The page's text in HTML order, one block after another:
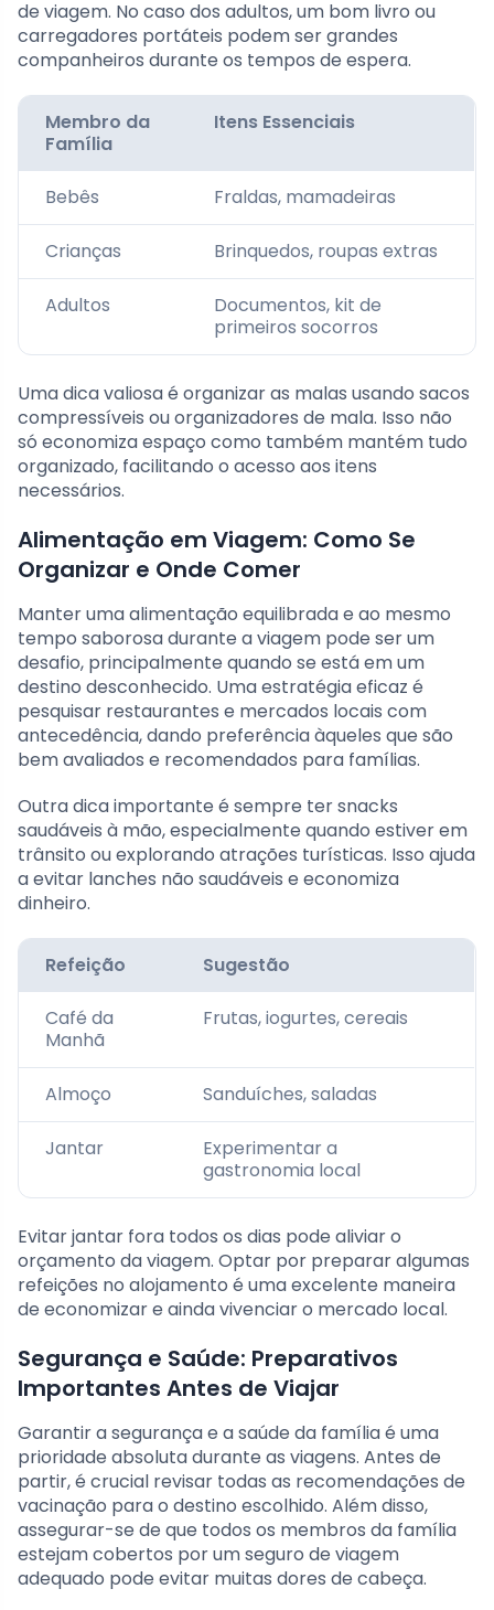
de viagem. No caso dos adultos, um bom livro ou
carregadores portáteis podem ser grandes
companheiros durante os tempos de espera.
Membro da
Família
Itens Essenciais
Bebês Fraldas, mamadeiras
Crianças Brinquedos, roupas extras
Adultos
Documentos, kit de
primeiros socorros
Uma dica valiosa é organizar as malas usando sacos
compressíveis ou organizadores de mala. Isso não
só economiza espaço como também mantém tudo
organizado, facilitando o acesso aos itens
necessários.
Alimentação em Viagem: Como Se
Organizar e Onde Comer
Manter uma alimentação equilibrada e ao mesmo
tempo saborosa durante a viagem pode ser um
desafio, principalmente quando se está em um
destino desconhecido. Uma estratégia eficaz é
pesquisar restaurantes e mercados locais com
antecedência, dando preferência àqueles que são
bem avaliados e recomendados para famílias.
Outra dica importante é sempre ter snacks
saudáveis à mão, especialmente quando estiver em
trânsito ou explorando atrações turísticas. Isso ajuda
a evitar lanches não saudáveis e economiza
dinheiro.
Refeição Sugestão
Café da
Manhã
Frutas, iogurtes, cereais
Almoço Sanduíches, saladas
Jantar
Experimentar a
gastronomia local
Evitar jantar fora todos os dias pode aliviar o
orçamento da viagem. Optar por preparar algumas
refeições no alojamento é uma excelente maneira
de economizar e ainda vivenciar o mercado local.
Segurança e Saúde: Preparativos
Importantes Antes de Viajar
Garantir a segurança e a saúde da família é uma
prioridade absoluta durante as viagens. Antes de
partir, é crucial revisar todas as recomendações de
vacinação para o destino escolhido. Além disso,
assegurar-se de que todos os membros da família
estejam cobertos por um seguro de viagem
adequado pode evitar muitas dores de cabeça.